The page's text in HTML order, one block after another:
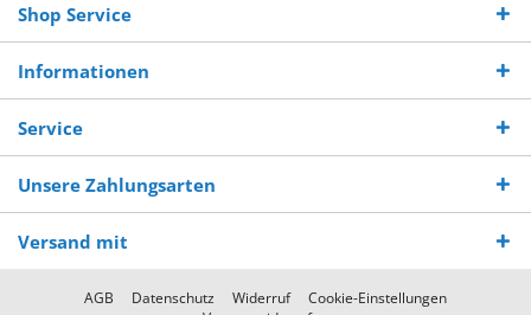
Shop Service
Informationen
Service
Unsere Zahlungsarten
Versand mit
AGB Datenschutz Widerruf
Cookie-Einstellungen